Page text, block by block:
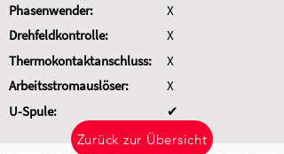
Phasenwender:
Drehfeldkontrolle:
Thermokontaktanschluss:
Arbeitsstromauslöser:
U-Spule:
X
X
X
X
✔
Zurück zur Übersicht